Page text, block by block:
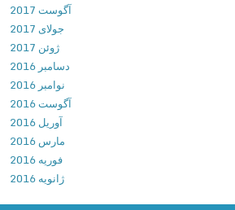
5
4
ا
ن
ل
و
د
ن
ر
آگوست 2017
جولای 2017
ژوئن 2017
دسامبر 2016
نوامبر 2016
آگوست 2016
آوریل 2016
مارس 2016
فوریه 2016
ژانویه 2016